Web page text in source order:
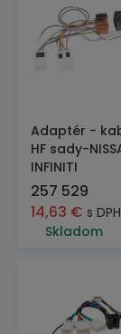
Adaptér -
HF sady-
INFINITI
257 529
14,63 € s DPH
Skladom